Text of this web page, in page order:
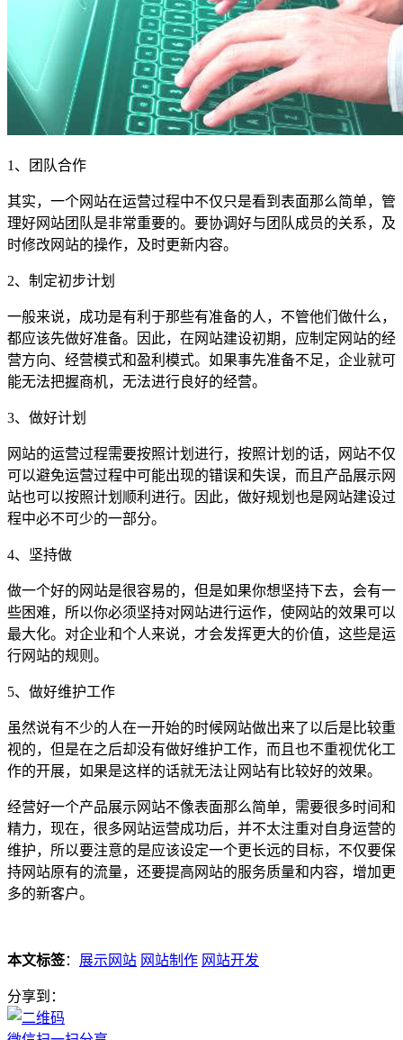
1、团队合作
其实，一个网站在运营过程中不仅只是看到表面那么简单，管
理好网站团队是非常重要的。要协调好与团队成员的关系，及
时修改网站的操作，及时更新内容。
2、制定初步计划
一般来说，成功是有利于那些有准备的人，不管他们做什么，
都应该先做好准备。因此，在网站建设初期，应制定网站的经
营方向、经营模式和盈利模式。如果事先准备不足，企业就可
能无法把握商机，无法进行良好的经营。
3、做好计划
网站的运营过程需要按照计划进行，按照计划的话，网站不仅
可以避免运营过程中可能出现的错误和失误，而且产品展示网
站也可以按照计划顺利进行。因此，做好规划也是网站建设过
程中必不可少的一部分。
4、坚持做
做一个好的网站是很容易的，但是如果你想坚持下去，会有一
些困难，所以你必须坚持对网站进行运作，使网站的效果可以
最大化。对企业和个人来说，才会发挥更大的价值，这些是运
行网站的规则。
5、做好维护工作
虽然说有不少的人在一开始的时候网站做出来了以后是比较重
视的，但是在之后却没有做好维护工作，而且也不重视优化工
作的开展，如果是这样的话就无法让网站有比较好的效果。
经营好一个产品展示网站不像表面那么简单，需要很多时间和
精力，现在，很多网站运营成功后，并不太注重对自身运营的
维护，所以要注意的是应该设定一个更长远的目标，不仅要保
持网站原有的流量，还要提高网站的服务质量和内容，增加更
多的新客户。
本文标签： 展示网站 网站制作 网站开发
分享到：